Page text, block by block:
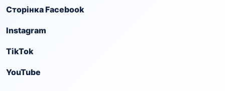
Сторінка Facebook
Instagram
TikTok
YouTube